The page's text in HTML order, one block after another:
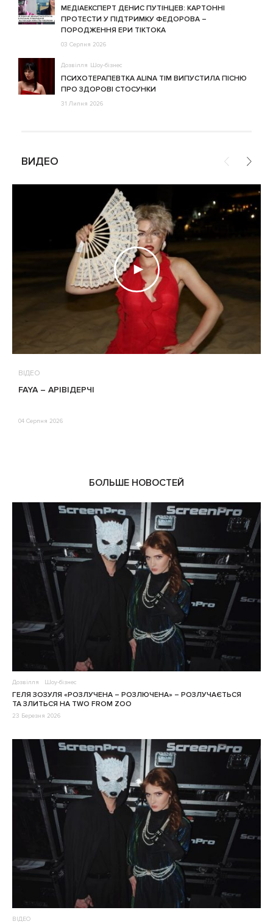
МЕДІАЕКСПЕРТ ДЕНИС ПУТІНЦЕВ: КАРТОННІ
ПРОТЕСТИ У ПІДТРИМКУ ФЕДОРОВА –
ПОРОДЖЕННЯ ЕРИ ТІКТОКА
03 Серпня 2026
Дозвілля Шоу-бізнес
ПСИХОТЕРАПЕВТКА ALINA TIM ВИПУСТИЛА ПІСНЮ
ПРО ЗДОРОВІ СТОСУНКИ
31 Липня 2026
ВИДЕО
ВІДЕО
FAYA – АРІВІДЕРЧІ
04 Серпня 2026
БОЛЬШЕ НОВОСТЕЙ
Дозвілля Шоу-бізнес
ГЕЛЯ ЗОЗУЛЯ «РОЗЛУЧЕНА – РОЗЛЮЧЕНА» – РОЗЛУЧАЄТЬСЯ
ТА ЗЛИТЬСЯ НА TWO FROM ZOO
23 Березня 2026
ВІДЕО